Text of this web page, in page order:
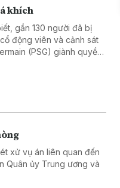
khích
gần 130 người đã bị
động viên và cảnh sát
(PSG) giành quyền
xử vụ án liên quan đến
Quân ủy Trung ương và